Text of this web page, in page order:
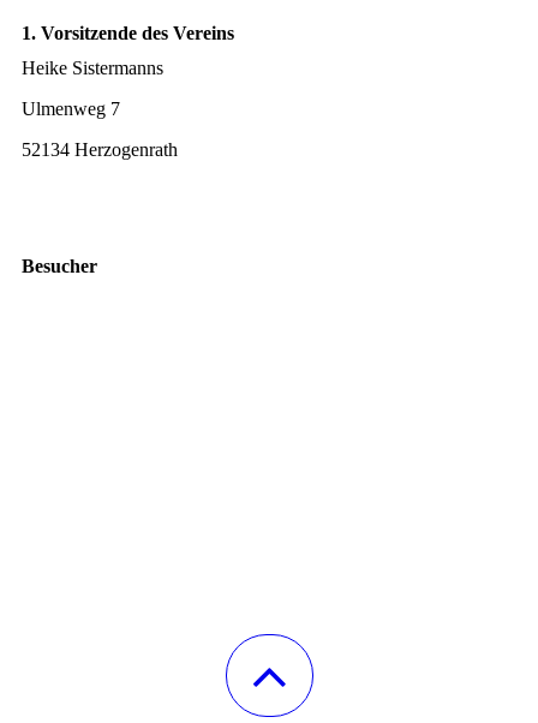
1. Vorsitzende des Vereins
Heike Sistermanns
Ulmenweg 7
52134 Herzogenrath
Besucher